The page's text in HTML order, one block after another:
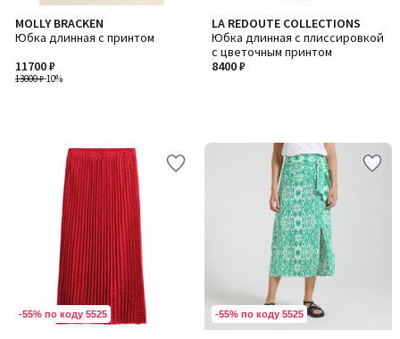
MOLLY BRACKEN
Юбка длинная с принтом
13000 ₽-10%
11700 ₽
LA REDOUTE COLLECTIONS
Юбка длинная с плиссировкой
с цветочным принтом
8400 ₽
-55% по коду 5525 -55% по коду 5525